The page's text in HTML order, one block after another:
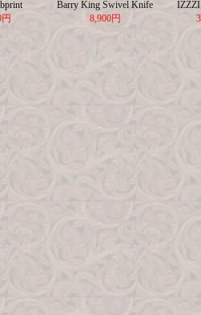
Barry King Swivel Knife
8,900円